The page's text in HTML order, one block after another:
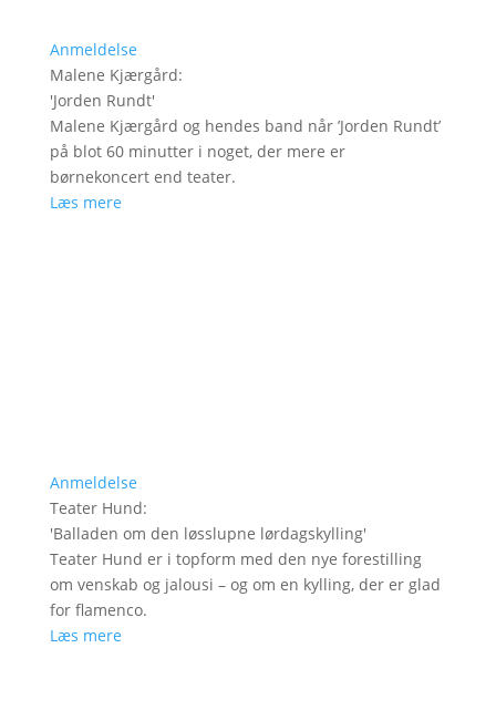
Anmeldelse
Malene Kjærgård:
'Jorden Rundt'
Malene Kjærgård og hendes band når ’Jorden Rundt’
på blot 60 minutter i noget, der mere er
børnekoncert end teater.
Læs mere
Anmeldelse
Teater Hund:
'Balladen om den løsslupne lørdagskylling'
Teater Hund er i topform med den nye forestilling
om venskab og jalousi – og om en kylling, der er glad
for flamenco.
Læs mere